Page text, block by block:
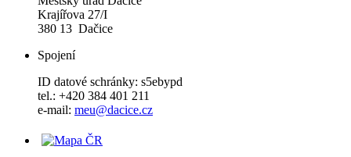
Krajířova 27/I
380 13 Dačice
Spojení
ID datové schránky: s5ebypd
tel.: +420 384 401 211
e-mail: meu@dacice.cz